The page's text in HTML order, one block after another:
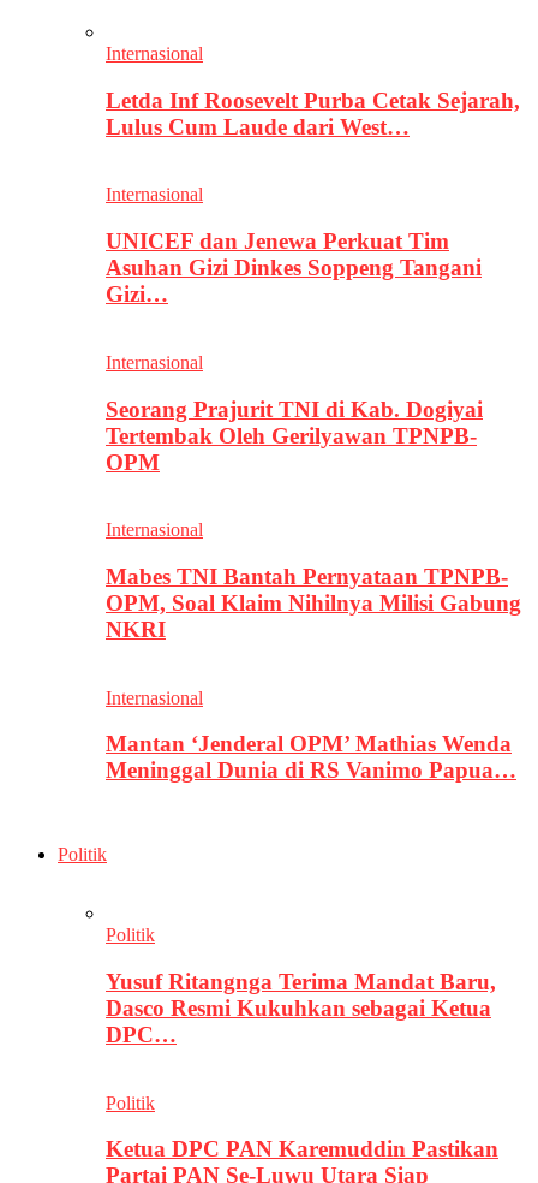
Internasional
Letda Inf Roosevelt Purba Cetak Sejarah,
Lulus Cum Laude dari West…
Internasional
UNICEF dan Jenewa Perkuat Tim
Asuhan Gizi Dinkes Soppeng Tangani
Gizi…
Internasional
Seorang Prajurit TNI di Kab. Dogiyai
Tertembak Oleh Gerilyawan TPNPB-
OPM
Internasional
Mabes TNI Bantah Pernyataan TPNPB-
OPM, Soal Klaim Nihilnya Milisi Gabung
NKRI
Internasional
Mantan ‘Jenderal OPM’ Mathias Wenda
Meninggal Dunia di RS Vanimo Papua…
Politik
Politik
Yusuf Ritangnga Terima Mandat Baru,
Dasco Resmi Kukuhkan sebagai Ketua
DPC…
Politik
Ketua DPC PAN Karemuddin Pastikan
Partai PAN Se-Luwu Utara Siap